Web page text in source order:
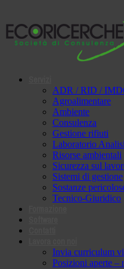
ADR / RID /
Agroalimentare
Ambiente
Consulenza
Gestione rifiuti
Laboratorio Analisi
Risorse ambientali
Sicurezza sul
Sistemi di gestione
Sostanze
Tecnico-Giuridico
Invia curriculum
Posizioni aperte –